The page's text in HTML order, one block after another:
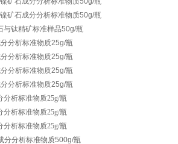
矿石成分分析标准物质50g/瓶
钛精矿标准样品50g/瓶
分析标准物质25g/瓶
分析标准物质25g/瓶
分析标准物质25g/瓶
分析标准物质25g/瓶
分析标准物质25g/瓶
分析标准物质25g/瓶
分析标准物质25g/瓶
分分析标准物质500g/瓶